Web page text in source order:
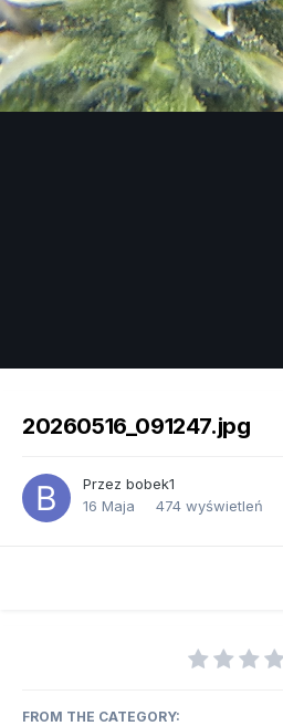
20260516_091247.jpg
Przez bobek1
16 Maja
474 wyświetleń
FROM THE CATEGORY: